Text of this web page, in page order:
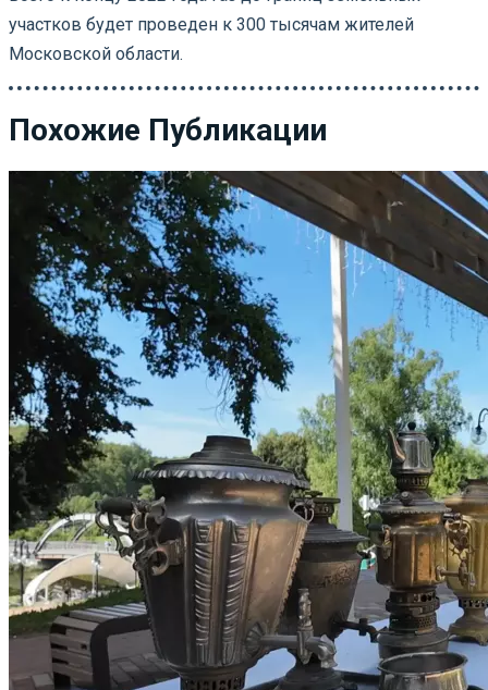
участков будет проведен к 300 тысячам жителей
Московской области.
Похожие Публикации